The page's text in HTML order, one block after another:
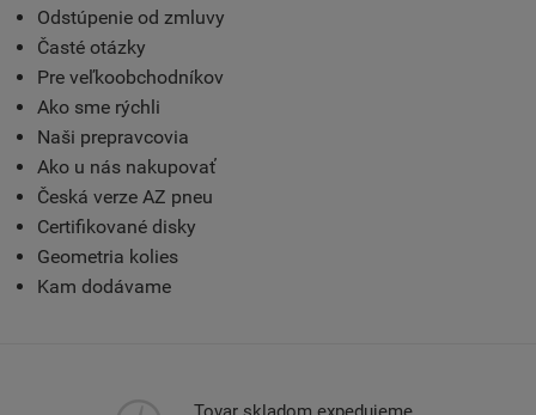
Odstúpenie od zmluvy
Časté otázky
Pre veľkoobchodníkov
Ako sme rýchli
Naši prepravcovia
Ako u nás nakupovať
Česká verze AZ pneu
Certifikované disky
Geometria kolies
Kam dodávame